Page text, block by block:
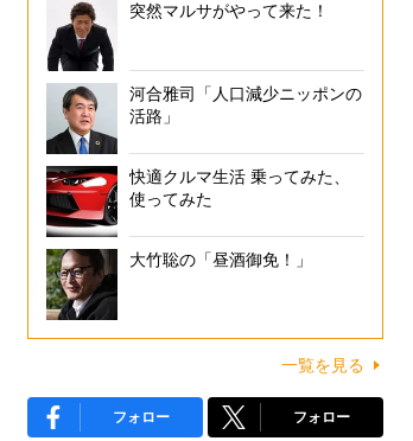
突然マルサがやって来た！
河合雅司「人口減少ニッポンの
活路」
快適クルマ生活 乗ってみた、
使ってみた
大竹聡の「昼酒御免！」
一覧を見る
フォロー フォロー